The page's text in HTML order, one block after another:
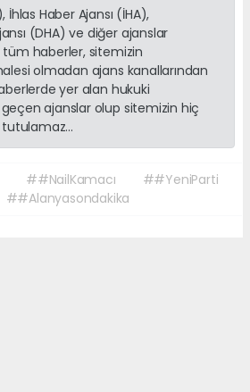
İhlas Haber Ajansı (İHA),
(DHA) ve diğer ajanslar
haberler, sitemizin
olmadan ajans kanallarından
yer alan hukuki
ajanslar olup sitemizin hiç
##NailKamacı
##YeniParti
##Alanyasondakika